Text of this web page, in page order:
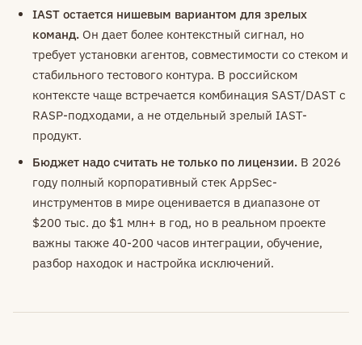
IAST остается нишевым вариантом для зрелых
команд. Он дает более контекстный сигнал, но
требует установки агентов, совместимости со стеком и
стабильного тестового контура. В российском
контексте чаще встречается комбинация SAST/DAST с
RASP-подходами, а не отдельный зрелый IAST-
продукт.
Бюджет надо считать не только по лицензии. В 2026
году полный корпоративный стек AppSec-
инструментов в мире оценивается в диапазоне от
$200 тыс. до $1 млн+ в год, но в реальном проекте
важны также 40-200 часов интеграции, обучение,
разбор находок и настройка исключений.